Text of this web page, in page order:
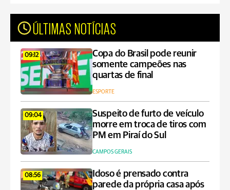
ÚLTIMAS NOTÍCIAS
09:12
Copa do Brasil pode reunir
somente campeões nas
quartas de final
ESPORTE
09:04
Suspeito de furto de veículo
morre em troca de tiros com
PM em Piraí do Sul
CAMPOS GERAIS
08:56
Idoso é prensado contra
parede da própria casa após